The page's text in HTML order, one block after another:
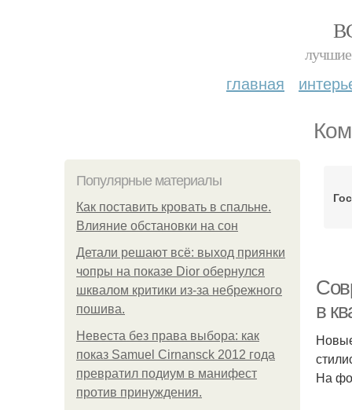
лучшие
главная
Популярные материалы
Как поставить кровать в спальне.
Влияние обстановки на сон
Детали решают всё: выход приянки
чопры на показе Dior обернулся
шквалом критики из-за небрежного
пошива.
Невеста без права выбора: как
показ Samuel Cirnansck 2012 года
превратил подиум в манифест
против принуждения.
в
На